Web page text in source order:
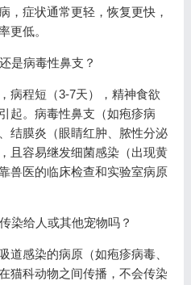
，症状通常更轻，恢复更快，
更低。
是病毒性鼻支？
病程短（3-7天），精神食欲
起。病毒性鼻支（如疱疹病
结膜炎（眼睛红肿、脓性分泌
且容易继发细菌感染（出现黄
兽医的临床检查和实验室病原
染给人或其他宠物吗？
道感染的病原（如疱疹病毒、
猫科动物之间传播，不会传染